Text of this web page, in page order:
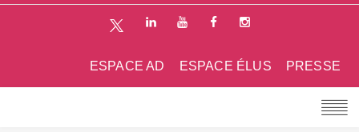
PRESSE
ESPACE ÉLUS
ESPACE AD